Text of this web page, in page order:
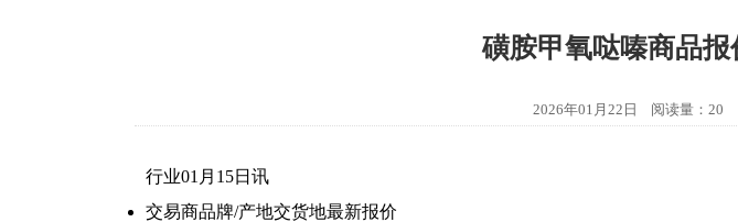
磺胺甲氧哒嗪商品报
2026年01月22日 阅读量：20
行业01月15日讯
交易商品牌/产地交货地最新报价